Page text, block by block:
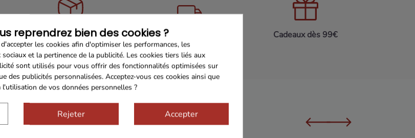
Franco de port 79€ Livraison 24h/48h Cadeaux dès 99€
reprendrez bien des cookies ?
les cookies afin d'optimiser les performances, les
et la pertinence de la publicité. Les cookies tiers liés aux
sont utilisés pour vous offrir des fonctionnalités optimisées sur
des publicités personnalisées. Acceptez-vous ces cookies ainsi que
l'utilisation de vos données personnelles ?
Rejeter Accepter